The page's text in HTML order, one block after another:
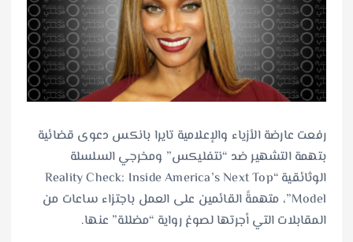
رفعت عارضة الأزياء والإعلامية تايرا بانكس دعوى قضائية
بتهمة التشهير ضد “نتفليكس” ومخرجي السلسلة
الوثائقية “Reality Check: Inside America’s Next Top
Model”، متهمةً القائمين على العمل باجتزاء ساعات من
المقابلات التي أجرتها لصوغ رواية “مضللة” عنها.